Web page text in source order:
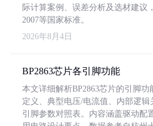
际计算案例、误差分析及选材建议
2007等国家标准。
2026年8月4日
BP2863芯片各引脚功能
本文详细解析BP2863芯片的引脚
定义、典型电压/电流值、内部逻
引脚参数对照表。内容涵盖驱动配